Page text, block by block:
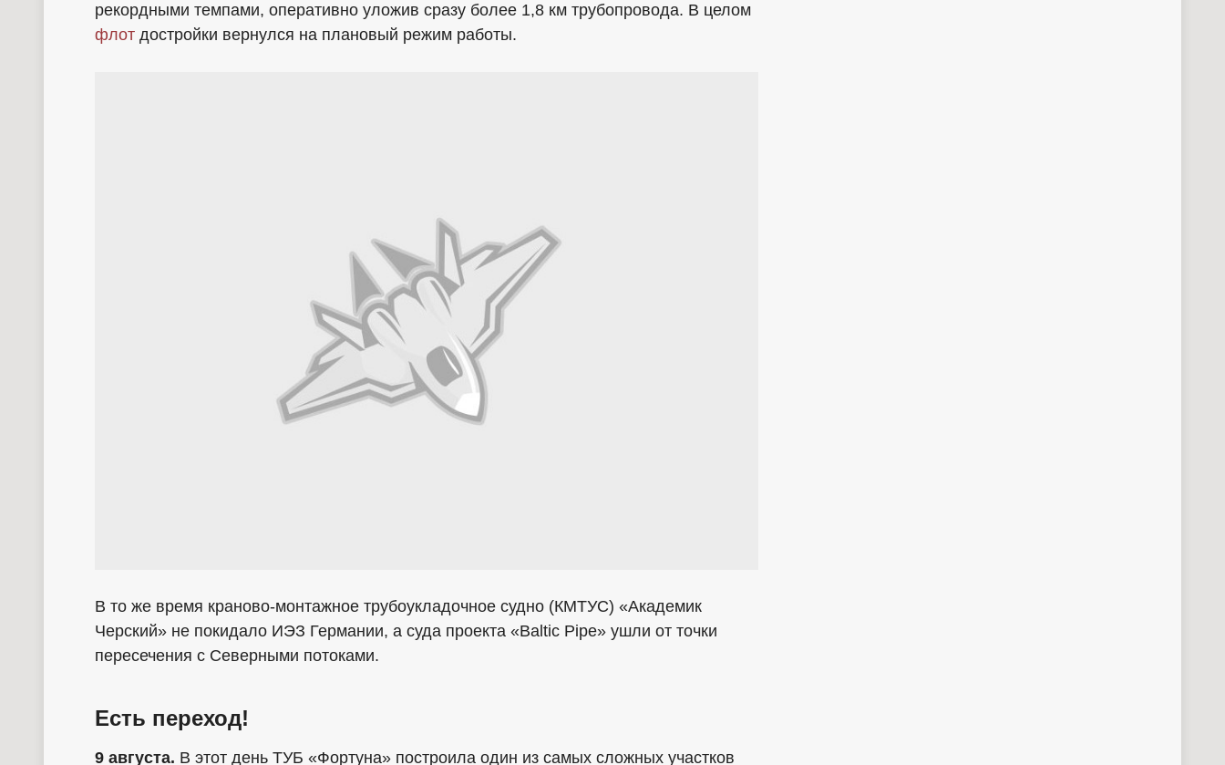
рекордными темпами, оперативно уложив сразу более 1,8 км трубопровода. В целом
флот достройки вернулся на плановый режим работы.
В то же время краново-монтажное трубоукладочное судно (КМТУС) «Академик
Черский» не покидало ИЭЗ Германии, а суда проекта «Baltic Pipe» ушли от точки
пересечения с Северными потоками.
Есть переход!
9 августа. В этот день ТУБ «Фортуна» построила один из самых сложных участков